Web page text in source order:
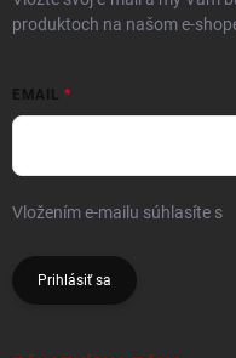
produktoch na našom e-
EMAIL
Vložením e-mailu súhlasíte s
Prihlásiť sa